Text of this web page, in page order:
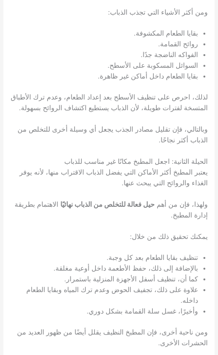
ومن أكثر الأشياء التي تجذب الذباب:
بقايا الطعام المكشوفة.
روائح القمامة.
الفواكه الناضجة جدًا.
السوائل المسكوبة على الأسطح.
بقايا الطعام داخل أماكن غير ظاهرة.
لذلك، احرص على تنظيف الأسطح بعد إعداد الطعام، وعدم ترك الأطباق
المتسخة لفترات طويلة، لأن الذباب يستطيع اكتشاف الروائح بسهولة.
وبالتالي، فإن تقليل مصادر الجذب يجعل أي وسيلة أخرى للتخلص من
الذباب أكثر نجاحًا.
الحيلة الثانية: اجعل المطبخ مكانًا غير مناسب للذباب
يعتبر المطبخ أكثر الأماكن التي يفضل الذباب الاقتراب منها، لأنه يوفر
الغذاء والروائح التي يبحث عنها.
ولهذا، فإن من أهم حيل فعالة للتخلص من الذباب نهائيًا الاهتمام بطريقة
إدارة المطبخ.
يمكنك تحقيق ذلك من خلال:
تنظيف بقايا الطعام بعد كل وجبة.
بالإضافة إلى ذلك، حفظ الأطعمة داخل أوعية مغلقة.
كما أن، تنظيف أسفل الأجهزة المنزلية باستمرار.
علاوة على ذلك، تجفيف الحوض وعدم ترك المياه وبقايا الطعام
داخله.
وأخيرًا، غسل سلة القمامة بشكل دوري.
ومن ناحية أخرى، فإن المطبخ النظيف يقلل أيضًا من ظهور العديد من
الحشرات الأخرى.